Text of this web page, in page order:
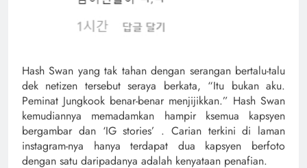
Hash Swan yang tak tahan dengan serangan bertalu-talu
dek netizen tersebut seraya berkata, “Itu bukan aku.
Peminat Jungkook benar-benar menjijikkan.” Hash Swan
kemudiannya memadamkan hampir ksemua kapsyen
bergambar dan ‘IG stories’ . Carian terkini di laman
instagram-nya hanya terdapat dua kapsyen berfoto
dengan satu daripadanya adalah kenyataan penafian.